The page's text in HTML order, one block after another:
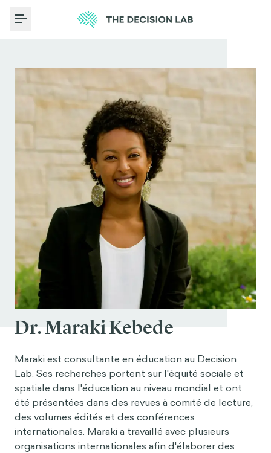
Toggle Menu
Dr. Maraki Kebede
Maraki est consultante en éducation au Decision
Lab. Ses recherches portent sur l'équité sociale et
spatiale dans l'éducation au niveau mondial et ont
été présentées dans des revues à comité de lecture,
des volumes édités et des conférences
internationales. Maraki a travaillé avec plusieurs
organisations internationales afin d'élaborer des